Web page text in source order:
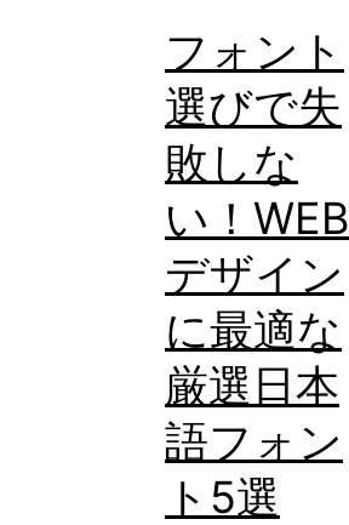
フォント
選びで失
敗しな
い！WEB
デザイン
に最適な
厳選日本
語フォン
ト5選